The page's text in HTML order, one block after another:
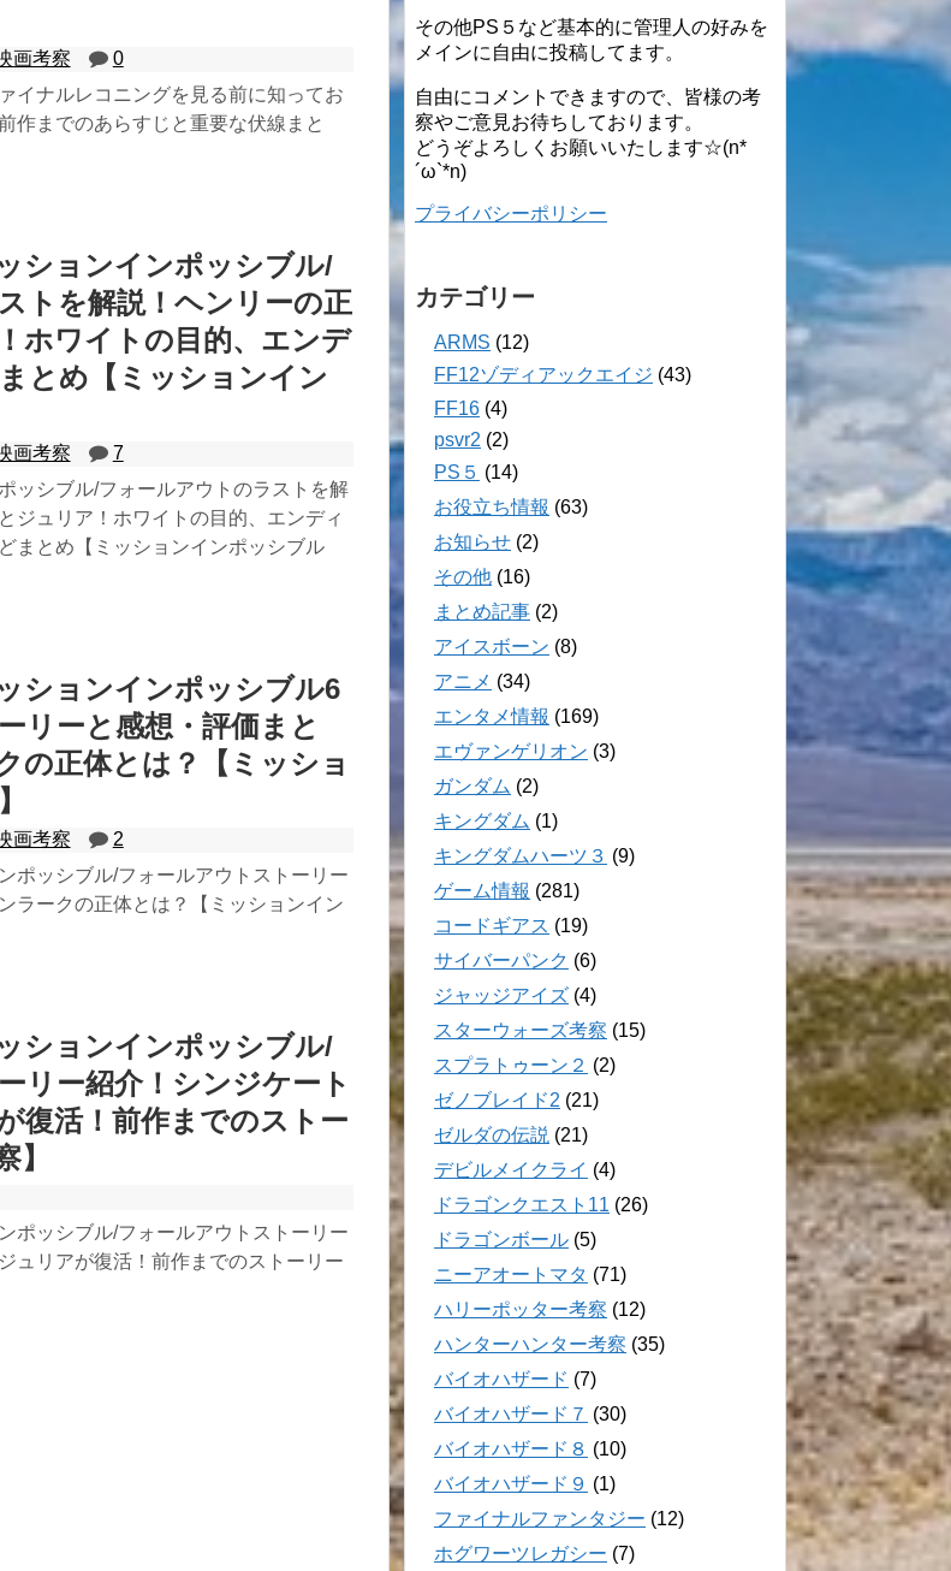
画考察
0
イナルレコニングを見る前に知ってお
作までのあらすじと重要な伏線まと
ションインポッシブル/
トを解説！ヘンリーの正
ホワイトの目的、エンデ
とめ【ミッションイン
画考察
7
ッシブル/フォールアウトのラストを解
ジュリア！ホワイトの目的、エンディ
まとめ【ミッションインポッシブル
ションインポッシブル6
リーと感想・評価まと
の正体とは？【ミッショ
画考察
2
ポッシブル/フォールアウトストーリー
ラークの正体とは？【ミッションイン
ションインポッシブル/
リー紹介！シンジケート
復活！前作までのストー
】
ポッシブル/フォールアウトストーリー
ュリアが復活！前作までのストーリー
その他PS５など基本的に管理人の好みを
メインに自由に投稿してます。
自由にコメントできますので、皆様の考
察やご意見お待ちしております。
どうぞよろしくお願いいたします☆(n*
´ω`*n)
プライバシーポリシー
カテゴリー
ARMS (12)
FF12ゾディアックエイジ (43)
FF16 (4)
psvr2 (2)
PS５ (14)
お役立ち情報 (63)
お知らせ (2)
その他 (16)
まとめ記事 (2)
アイスボーン (8)
アニメ (34)
エンタメ情報 (169)
エヴァンゲリオン (3)
ガンダム (2)
キングダム (1)
キングダムハーツ３ (9)
ゲーム情報 (281)
コードギアス (19)
サイバーパンク (6)
ジャッジアイズ (4)
スターウォーズ考察 (15)
スプラトゥーン２ (2)
ゼノブレイド2 (21)
ゼルダの伝説 (21)
デビルメイクライ (4)
ドラゴンクエスト11 (26)
ドラゴンボール (5)
ニーアオートマタ (71)
ハリーポッター考察 (12)
ハンターハンター考察 (35)
バイオハザード (7)
バイオハザード７ (30)
バイオハザード８ (10)
バイオハザード９ (1)
ファイナルファンタジー (12)
ホグワーツレガシー (7)